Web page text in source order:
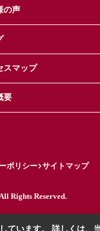
の声
スマップ
要
ポリシー サイトマップ
Rights Reserved.
ています。 詳しくは、